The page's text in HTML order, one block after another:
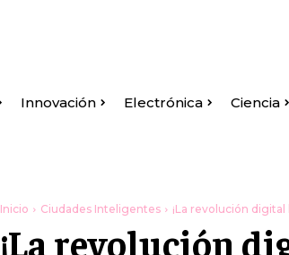
Innovación Electrónica Ciencia
Inicio Ciudades Inteligentes ¡La revolución
¡La revolución